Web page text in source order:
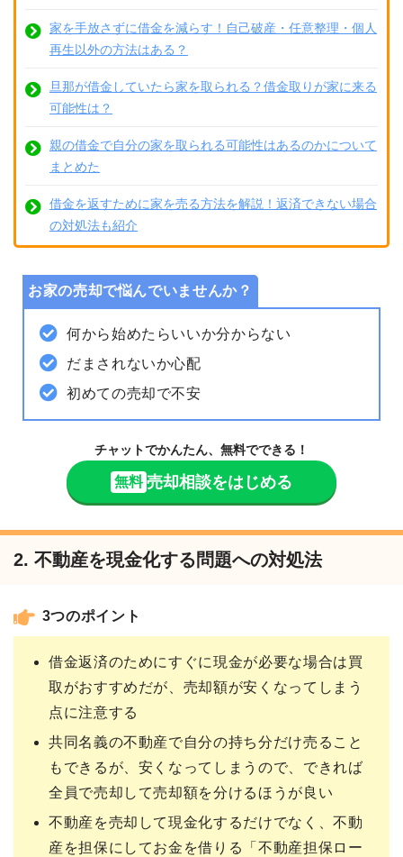
家を手放さずに借金を減らす！自己破産・任意整理・個人
再生以外の方法はある？
旦那が借金していたら家を取られる？借金取りが家に来る
可能性は？
親の借金で自分の家を取られる可能性はあるのかについて
まとめた
借金を返すために家を売る方法を解説！返済できない場合
の対処法も紹介
お家の売却で悩んでいませんか？
何から始めたらいいか分からない
だまされないか心配
初めての売却で不安
チャットでかんたん、無料でできる！
無料 売却相談をはじめる
2. 不動産を現金化する問題への対処法
3つのポイント
借金返済のためにすぐに現金が必要な場合は買
取がおすすめだが、売却額が安くなってしまう
点に注意する
共同名義の不動産で自分の持ち分だけ売ること
もできるが、安くなってしまうので、できれば
全員で売却して売却額を分けるほうが良い
不動産を売却して現金化するだけでなく、不動
産を担保にしてお金を借りる「不動産担保ロー